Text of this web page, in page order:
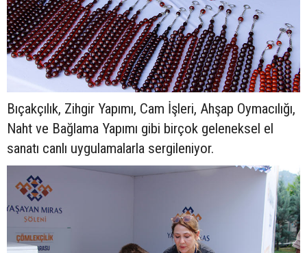
Bıçakçılık, Zihgir Yapımı, Cam İşleri, Ahşap Oymacılığı,
Naht ve Bağlama Yapımı gibi birçok geleneksel el
sanatı canlı uygulamalarla sergileniyor.